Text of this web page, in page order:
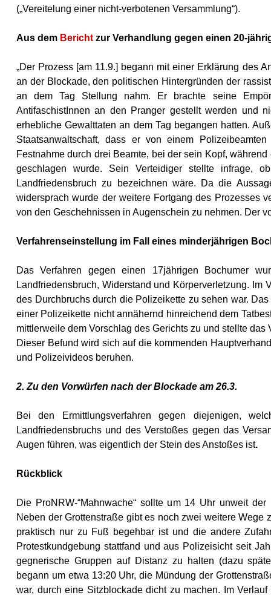
(„Vereitelung einer nicht-verbotenen Versammlung“).
Aus dem Bericht zur Verhandlung gegen einen 20-
„Der Prozess [am 11.9.] begann mit einer Erklärung des
an der Blockade, den politischen Hintergründen der
an dem Tag Stellung nahm. Er brachte seine
AntifaschistInnen an den Pranger gestellt werden und
erhebliche Gewalttaten an dem Tag begangen hatten.
Staatsanwaltschaft, dass er von einem
Festnahme durch drei Beamte, bei der sein Kopf,
geschlagen wurde. Sein Verteidiger stellte infrage,
Landfriedensbruch zu bezeichnen wäre. Da die
widersprach wurde der weitere Fortgang des Prozesses
von den Geschehnissen in Augenschein zu nehmen. Der
Verfahrenseinstellung im Fall eines minderjährigen
Das Verfahren gegen einen 17jährigen Bochumer
Landfriedensbruch, Widerstand und Körperverletzung.
des Durchbruchs durch die Polizeikette zu sehen war.
einer Polizeikette nicht annähernd hinreichend dem
mittlerweile dem Vorschlag des Gerichts zu und stellte das
Dieser Befund wird sich auf die kommenden
und Polizeivideos beruhen.
2. Zu den Vorwürfen nach der Blockade am 26.3.
Bei den Ermittlungsverfahren gegen diejenigen,
Landfriedensbruchs und des Verstoßes gegen das
Augen führen, was eigentlich der Stein des Anstoßes ist.
Rückblick
Die ProNRW-“Mahnwache“ sollte um 14 Uhr unweit
Neben der Grottenstraße gibt es noch zwei weitere Wege
praktisch nur zu Fuß begehbar ist und die andere
Protestkundgebung stattfand und aus Polizeisicht seit
gegnerische Gruppen auf Distanz zu halten (dazu
begann um etwa 13:20 Uhr, die Mündung der
war, durch eine Sitzblockade dicht zu machen. Im